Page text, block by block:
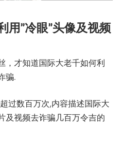
用”冷眼”头像及视频
，才知道国际大老千如何利
骗.
过数百万次,内容描述国际大
及视频去诈骗几百万令吉的